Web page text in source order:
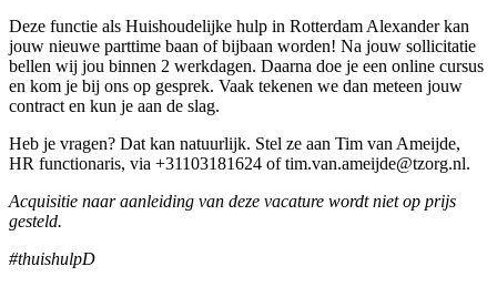
Deze functie als Huishoudelijke hulp in Rotterdam Alexander kan
jouw nieuwe parttime baan of bijbaan worden! Na jouw sollicitatie
bellen wij jou binnen 2 werkdagen. Daarna doe je een online cursus
en kom je bij ons op gesprek. Vaak tekenen we dan meteen jouw
contract en kun je aan de slag.
Heb je vragen? Dat kan natuurlijk. Stel ze aan Tim van Ameijde,
HR functionaris, via +31103181624 of tim.van.ameijde@tzorg.nl.
Acquisitie naar aanleiding van deze vacature wordt niet op prijs
gesteld.
#thuishulpD